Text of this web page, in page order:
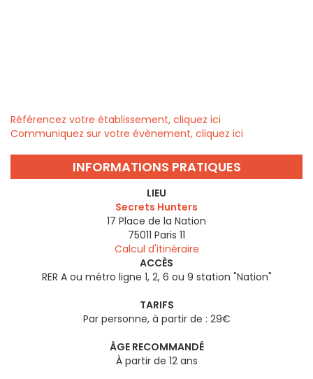
Référencez votre établissement, cliquez ici
Communiquez sur votre évènement, cliquez ici
INFORMATIONS PRATIQUES
LIEU
Secrets Hunters
17 Place de la Nation
75011 Paris 11
Calcul d'itinéraire
ACCÈS
RER A ou métro ligne 1, 2, 6 ou 9 station "Nation"
TARIFS
Par personne, à partir de : 29€
ÂGE RECOMMANDÉ
À partir de 12 ans